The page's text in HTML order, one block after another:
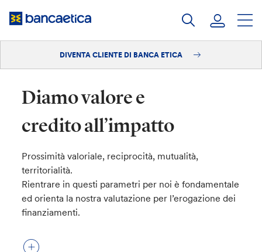
Diventa cliente
DIVENTA CLIENTE DI BANCA ETICA
Diamo valore e
credito all’impatto
Prossimità valoriale, reciprocità, mutualità,
territorialità.
Rientrare in questi parametri per noi è fondamentale
ed orienta la nostra valutazione per l’erogazione dei
finanziamenti.